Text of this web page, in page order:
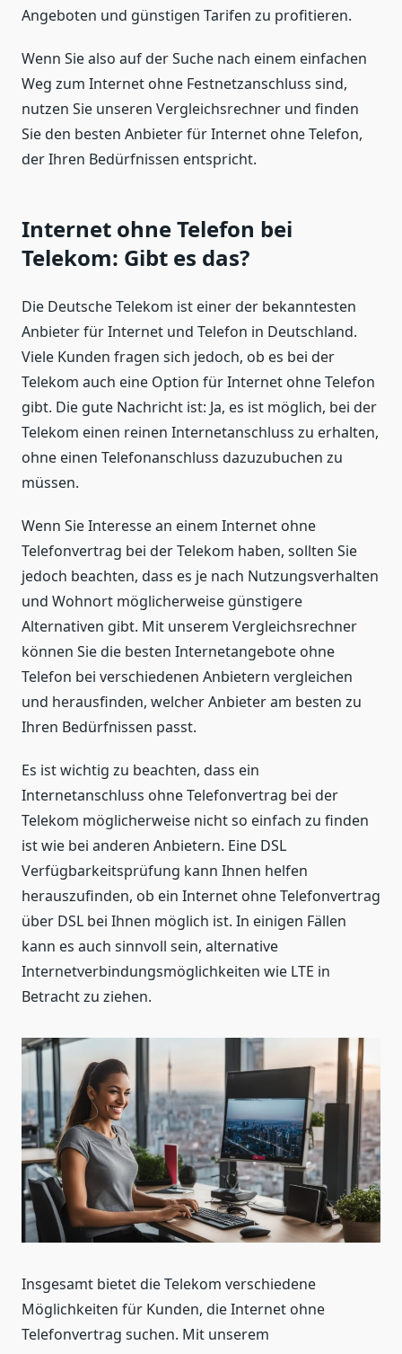
Angeboten und günstigen Tarifen zu profitieren.
Wenn Sie also auf der Suche nach einem einfachen
Weg zum Internet ohne Festnetzanschluss sind,
nutzen Sie unseren Vergleichsrechner und finden
Sie den besten Anbieter für Internet ohne Telefon,
der Ihren Bedürfnissen entspricht.
Internet ohne Telefon bei
Telekom: Gibt es das?
Die Deutsche Telekom ist einer der bekanntesten
Anbieter für Internet und Telefon in Deutschland.
Viele Kunden fragen sich jedoch, ob es bei der
Telekom auch eine Option für Internet ohne Telefon
gibt. Die gute Nachricht ist: Ja, es ist möglich, bei der
Telekom einen reinen Internetanschluss zu erhalten,
ohne einen Telefonanschluss dazuzubuchen zu
müssen.
Wenn Sie Interesse an einem Internet ohne
Telefonvertrag bei der Telekom haben, sollten Sie
jedoch beachten, dass es je nach Nutzungsverhalten
und Wohnort möglicherweise günstigere
Alternativen gibt. Mit unserem Vergleichsrechner
können Sie die besten Internetangebote ohne
Telefon bei verschiedenen Anbietern vergleichen
und herausfinden, welcher Anbieter am besten zu
Ihren Bedürfnissen passt.
Es ist wichtig zu beachten, dass ein
Internetanschluss ohne Telefonvertrag bei der
Telekom möglicherweise nicht so einfach zu finden
ist wie bei anderen Anbietern. Eine DSL
Verfügbarkeitsprüfung kann Ihnen helfen
herauszufinden, ob ein Internet ohne Telefonvertrag
über DSL bei Ihnen möglich ist. In einigen Fällen
kann es auch sinnvoll sein, alternative
Internetverbindungsmöglichkeiten wie LTE in
Betracht zu ziehen.
Insgesamt bietet die Telekom verschiedene
Möglichkeiten für Kunden, die Internet ohne
Telefonvertrag suchen. Mit unserem